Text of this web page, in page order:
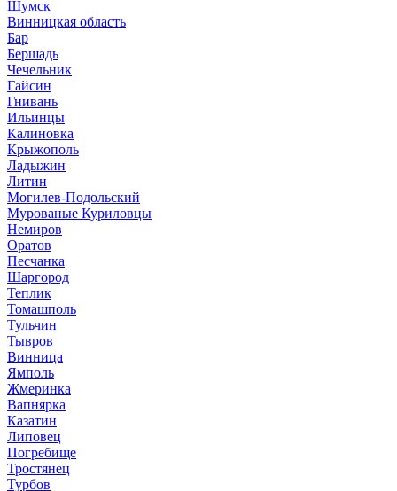
Шумск
Винницкая область
Бар
Бершадь
Чечельник
Гайсин
Гнивань
Ильинцы
Калиновка
Крыжополь
Ладыжин
Литин
Могилев-Подольский
Мурованые Куриловцы
Немиров
Оратов
Песчанка
Шаргород
Теплик
Томашполь
Тульчин
Тывров
Винница
Ямполь
Жмеринка
Вапнярка
Казатин
Липовец
Погребище
Тростянец
Турбов